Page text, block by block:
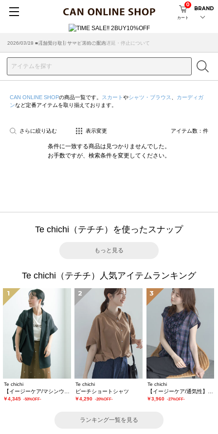
カート
0
BRAND
2026/07/29 ■【お知らせ】ヤマト運輸の配送遅延・停止について
2026/03/18 ■店舗受け取りサービスのご案内
CAN ONLINE SHOPの商品一覧です。 スカート やシャツ・ブラウス
カーディガ
ンなど定番アイテムを取り揃えております。
さらに絞り込む 表示変更 アイテム数： 件
条件に一致する商品は見つかりませんでした。
お手数ですが、検索条件を変更してください。
Te chichi（テチチ）を使ったスナップ
もっと見る
Te chichi（テチチ）人気アイテムランキング
1
Te chichi
￥4,345 -50%OFF-
2
Te chichi
ピーチショートシャツ
￥4,290 -20%OFF-
3
Te chichi
￥3,960 -27%OFF-
ランキング一覧を見る